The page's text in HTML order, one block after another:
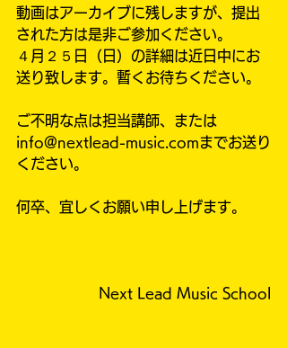
動画はアーカイブに残しますが、提出
された方は是非ご参加ください。
４月２５日（日）の詳細は近日中にお
送り致します。暫くお待ちください。
ご不明な点は担当講師、または
info@nextlead-music.comまでお送り
ください。
何卒、宜しくお願い申し上げます。
Next Lead Music School